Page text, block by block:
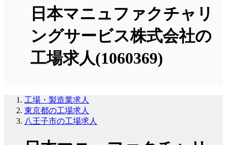
日本マニュファクチャリ
ングサービス株式会社の
工場求人(1060369)
工場・製造業求人
東京都の工場求人
八王子市の工場求人